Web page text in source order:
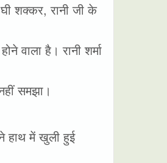
शक्कर, रानी जी के
वाला है। रानी शर्मा
समझा।
हाथ में खुली हुई